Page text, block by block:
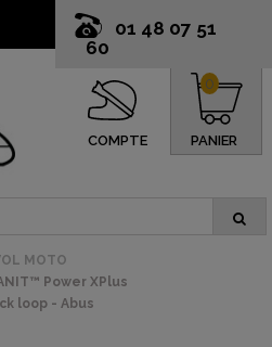
01 48 07 51
60
COMPTE PANIER
0
MOTO
Power XPlus
loop - Abus